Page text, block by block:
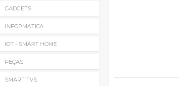
GADGETS
INFORMATICA
IOT - SMART HOME
PEÇAS
SMART TVS